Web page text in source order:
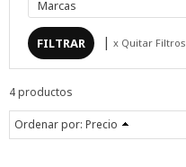
Marcas
| x Quitar Filtros
4 productos
Ordenar por: Precio